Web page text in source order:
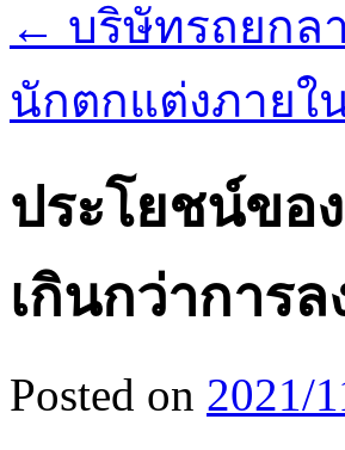
← บริษัทรถยกล
นักตกแต่งภายใ
ประโยชน์ขอ
เกินกว่าการ
Posted on 2021/